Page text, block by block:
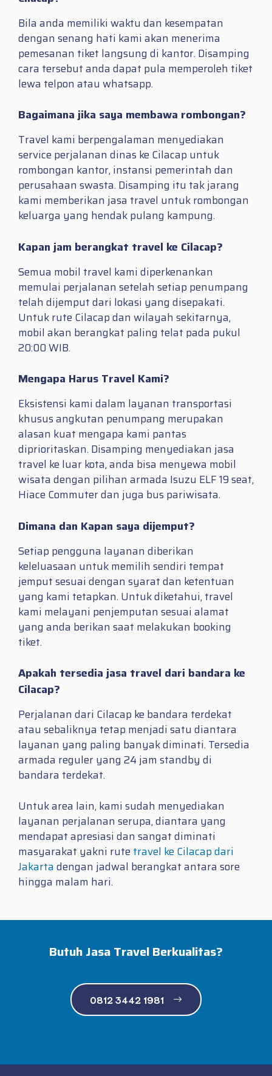
Bila anda memiliki waktu dan kesempatan
dengan senang hati kami akan menerima
pemesanan tiket langsung di kantor. Disamping
cara tersebut anda dapat pula memperoleh tiket
lewa telpon atau whatsapp.
Bagaimana jika saya membawa rombongan?
Travel kami berpengalaman menyediakan
service perjalanan dinas ke Cilacap untuk
rombongan kantor, instansi pemerintah dan
perusahaan swasta. Disamping itu tak jarang
kami memberikan jasa travel untuk rombongan
keluarga yang hendak pulang kampung.
Kapan jam berangkat travel ke Cilacap?
Semua mobil travel kami diperkenankan
memulai perjalanan setelah setiap penumpang
telah dijemput dari lokasi yang disepakati.
Untuk rute Cilacap dan wilayah sekitarnya,
mobil akan berangkat paling telat pada pukul
20:00 WIB.
Mengapa Harus Travel Kami?
Eksistensi kami dalam layanan transportasi
khusus angkutan penumpang merupakan
alasan kuat mengapa kami pantas
diprioritaskan. Disamping menyediakan jasa
travel ke luar kota, anda bisa menyewa mobil
wisata dengan pilihan armada Isuzu ELF 19 seat,
Hiace Commuter dan juga bus pariwisata.
Dimana dan Kapan saya dijemput?
Setiap pengguna layanan diberikan
keleluasaan untuk memilih sendiri tempat
jemput sesuai dengan syarat dan ketentuan
yang kami tetapkan. Untuk diketahui, travel
kami melayani penjemputan sesuai alamat
yang anda berikan saat melakukan booking
tiket.
Apakah tersedia jasa travel dari bandara ke
Cilacap?
Perjalanan dari Cilacap ke bandara terdekat
atau sebaliknya tetap menjadi satu diantara
layanan yang paling banyak diminati. Tersedia
armada reguler yang 24 jam standby di
bandara terdekat.
Untuk area lain, kami sudah menyediakan
layanan perjalanan serupa, diantara yang
mendapat apresiasi dan sangat diminati
masyarakat yakni rute travel ke Cilacap dari
Jakarta dengan jadwal berangkat antara sore
hingga malam hari.
Butuh Jasa Travel Berkualitas?
0812 3442 1981